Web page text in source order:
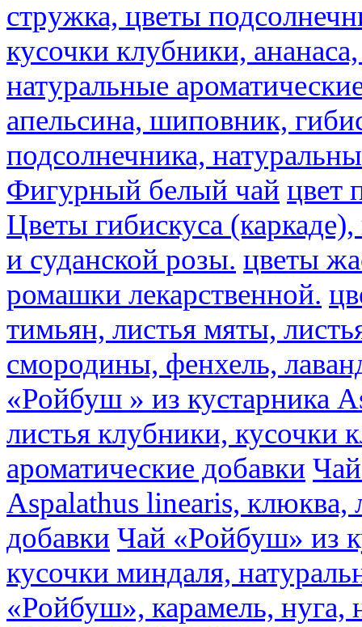
стружка, цветы
кусочки клубники,
натуральные
апельсина, шиповник,
подсолнечника,
Фигурный белый чай цвет
Цветы гибискуса
и суданской розы. цветы
ромашки лекарственной.
тимьян, листья мяты,
смородины, фенхель,
«Ройбуш » из кустарника
листья клубники, кусочки
ароматические добавки
Aspalathus linearis, клюква,
добавки Чай «Ройбуш» из
кусочки миндаля,
«Ройбуш», карамель, нуга,